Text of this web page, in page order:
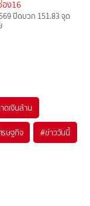
อง16
ปิดบวก 151.83 จุด
ดเงินล้าน
รษฐกิจ #ข่าววันนี้